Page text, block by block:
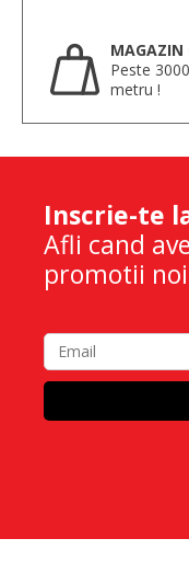
MAGAZIN
Peste
metru !
Inscrie-te
Afli cand
promotii